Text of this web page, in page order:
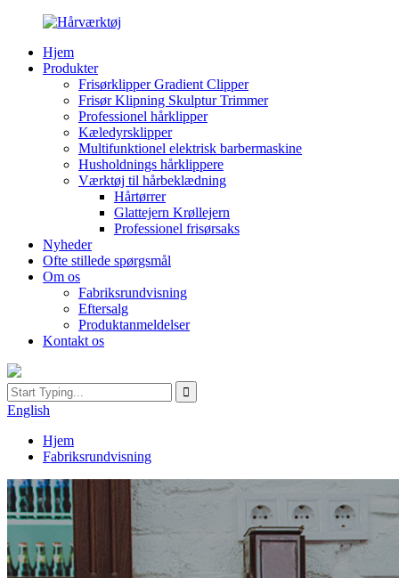
Hjem
Produkter
Frisørklipper Gradient Clipper
Frisør Klipning Skulptur Trimmer
Professionel hårklipper
Kæledyrsklipper
Multifunktionel elektrisk barbermaskine
Husholdnings hårklippere
Værktøj til hårbeklædning
Hårtørrer
Glattejern Krøllejern
Professionel frisørsaks
Nyheder
Ofte stillede spørgsmål
Om os
Fabriksrundvisning
Eftersalg
Produktanmeldelser
Kontakt os
English
Hjem
Fabriksrundvisning